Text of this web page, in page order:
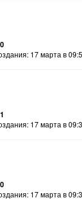
17 марта в
17 марта в
17 марта в